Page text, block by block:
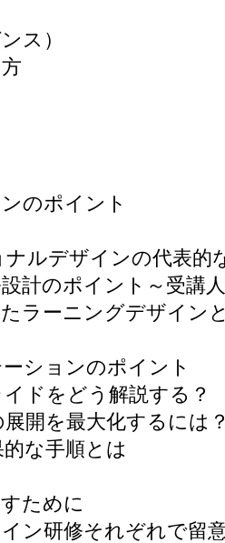
ス）
のポイント
ナルデザインの代表的
計のポイント～受講
たラーニングデザイン
ションのポイント
ドをどう解説する？
展開を最大化するには
な手順とは
ために
イン研修それぞれで留